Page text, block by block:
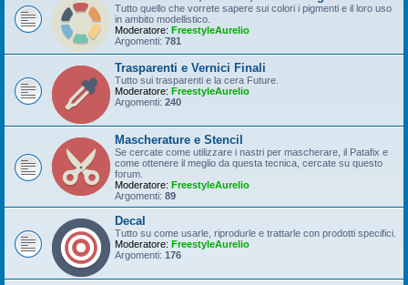
Tutto quello che vorrete sapere sui colori i pigmenti e il loro uso
in ambito modellistico.
Moderatore: FreestyleAurelio
Argomenti: 781
Trasparenti e Vernici Finali
Tutto sui trasparenti e la cera Future.
Moderatore: FreestyleAurelio
Argomenti: 240
Mascherature e Stencil
Se cercate come utilizzare i nastri per mascherare, il Patafix e
come ottenere il meglio da questa tecnica, cercate su questo
forum.
Moderatore: FreestyleAurelio
Argomenti: 89
Decal
Tutto su come usarle, riprodurle e trattarle con prodotti specifici.
Moderatore: FreestyleAurelio
Argomenti: 176